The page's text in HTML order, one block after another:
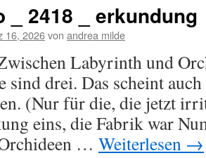
_ 2418 _ erkundung
16, 2026von andrea milde
Labyrinth und
sind drei. Das scheint
(Nur für die, die jetzt
eins, die Fabrik war
… Weiterlesen →